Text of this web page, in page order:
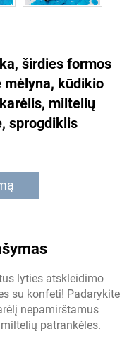
širdies formos
kūdikio
miltelių
sprogdiklis
lyties atskleidimo
su konfeti! Padarykite
nepamirštamus
patrankėles.